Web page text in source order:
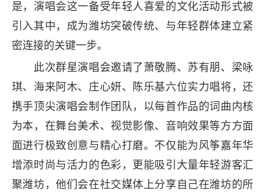
是，演唱会这一备受年轻人喜爱的文化活动形式被
引入其中，成为潍坊突破传统、与年轻群体建立紧
密连接的关键一步。
此次群星演唱会邀请了萧敬腾、苏有朋、梁咏
琪、海来阿木、庄心妍、陈乐基六位实力唱将，还
携手顶尖演唱会制作团队，以每首作品的词曲内核
为本，在舞台美术、视觉影像、音响效果等方方面
面进行极致创意与精心打磨。不仅能为风筝嘉年华
增添时尚与活力的色彩，更能吸引大量年轻游客汇
聚潍坊，他们会在社交媒体上分享自己在潍坊的所